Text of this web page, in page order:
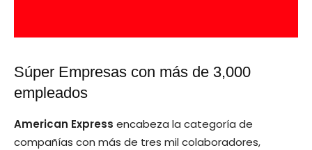
Súper Empresas con más de 3,000
empleados
American Express encabeza la categoría de
compañías con más de tres mil colaboradores,